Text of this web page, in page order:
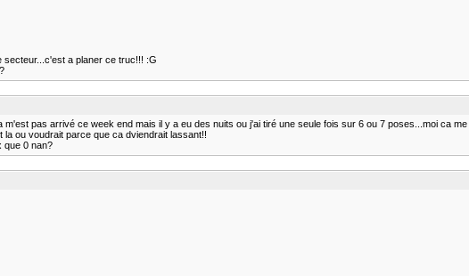
secteur...c'est a planer ce truc!!! :G
pas arrivé ce week end mais il y a eu des nuits ou j'ai tiré une seule fois sur 6 ou 7 poses...moi ca
ou voudrait parce que ca dviendrait lassant!!
que 0 nan?